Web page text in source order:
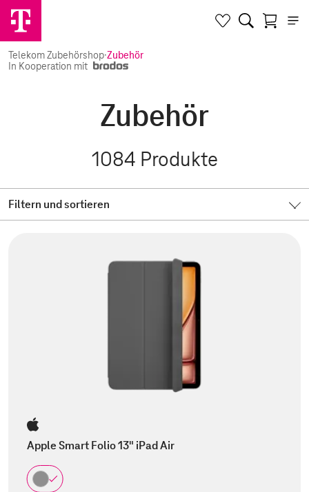
Telekom Zubehörshop·Zubehör
In Kooperation mit
Zubehör
1084 Produkte
Filtern und sortieren
Apple Smart Folio 13" iPad Air